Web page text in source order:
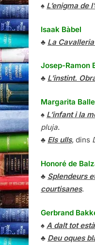
♠ L’enigma de
Isaak Bàbel
♣ La
Josep-Ramon
♣ L’instint.
Margarita
♠ L’infant i la
pluja.
♣ Els ulls, dins
Honoré de
♣ Splendeurs
courtisanes.
Gerbrand
♠ A dalt tot
♣ Deu oques